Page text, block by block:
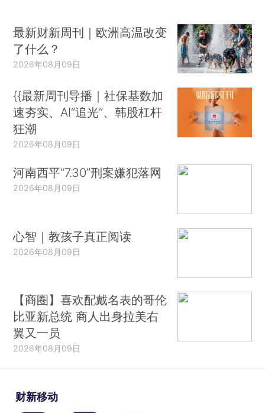
最新财新周刊｜欧洲高温改变
了什么？
2026年08月09日
{{最新周刊导播｜社保基数加
速夯实、AI“追光”、韩股杠杆
狂潮
2026年08月09日
河南西平“7.30”刑案嫌犯落网
2026年08月09日
心智｜教孩子真正阅读
2026年08月09日
【商圈】喜欢配戴名表的哥伦
比亚新总统 商人出身拉美右
翼又一员
2026年08月09日
财新移动